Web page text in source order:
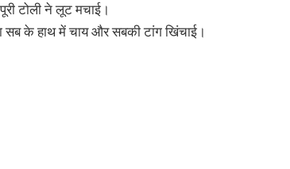
टोली ने लूट मचाई।
सब के हाथ में चाय और सबकी टांग खिंचाई।